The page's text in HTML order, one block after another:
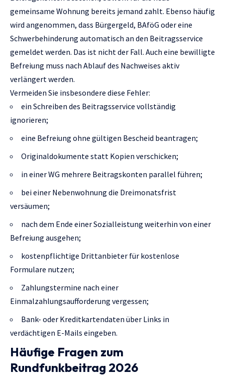
gemeinsame Wohnung bereits jemand zahlt. Ebenso häufig
wird angenommen, dass Bürgergeld, BAföG oder eine
Schwerbehinderung automatisch an den Beitragsservice
gemeldet werden. Das ist nicht der Fall. Auch eine bewilligte
Befreiung muss nach Ablauf des Nachweises aktiv
verlängert werden.
Vermeiden Sie insbesondere diese Fehler:
ein Schreiben des Beitragsservice vollständig
ignorieren;
eine Befreiung ohne gültigen Bescheid beantragen;
Originaldokumente statt Kopien verschicken;
in einer WG mehrere Beitragskonten parallel führen;
bei einer Nebenwohnung die Dreimonatsfrist
versäumen;
nach dem Ende einer Sozialleistung weiterhin von einer
Befreiung ausgehen;
kostenpflichtige Drittanbieter für kostenlose
Formulare nutzen;
Zahlungstermine nach einer
Einmalzahlungsaufforderung vergessen;
Bank- oder Kreditkartendaten über Links in
verdächtigen E-Mails eingeben.
Häufige Fragen zum
Rundfunkbeitrag 2026